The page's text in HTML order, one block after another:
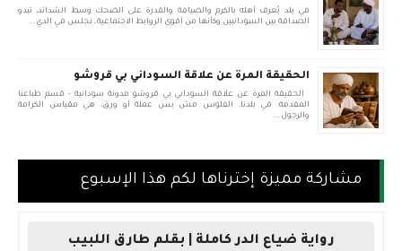
في بلد يُعرف أهله بالكرم والضيافة والقدرة على الضحك وسط الشدائد، تبدو
الصداقة بين السودانيين وكأنها من أقوى الروابط الاجتماعية. نجلس في الدي...
الحقيقة المرة عن علاقة السوداني بي قروشو
الحقيقة المرة عن علاقة السوداني بي قروشو مدونة سودانية - قسم طباعنا
المقدمة: في بلدنا، الفلوس مش بس عملة أو ورق، هي مقياس الكرامة
والرجول...
مشاركة مميزة إخترناها لكم هذا الإسبوع
رواية ضياع الدر كاملة | بقلم طارق اللبيب